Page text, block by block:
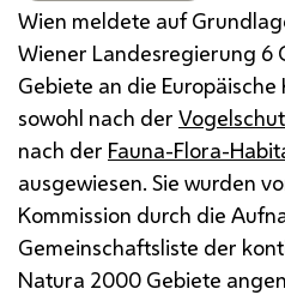
Wien meldete auf
Wiener Landesregierung 6
Gebiete an die
sowohl nach der
nach der Fauna-Flora-
ausgewiesen. Sie wurden
Kommission durch die
Gemeinschaftsliste der
Natura 2000 Gebiete